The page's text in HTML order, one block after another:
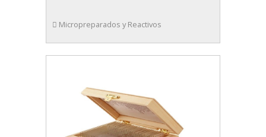
Micropreparados y Reactivos